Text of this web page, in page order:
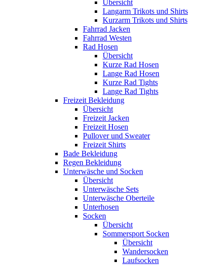
Übersicht
Langarm Trikots und Shirts
Kurzarm Trikots und Shirts
Fahrrad Jacken
Fahrrad Westen
Rad Hosen
Übersicht
Kurze Rad Hosen
Lange Rad Hosen
Kurze Rad Tights
Lange Rad Tights
Freizeit Bekleidung
Übersicht
Freizeit Jacken
Freizeit Hosen
Pullover und Sweater
Freizeit Shirts
Bade Bekleidung
Regen Bekleidung
Unterwäsche und Socken
Übersicht
Unterwäsche Sets
Unterwäsche Oberteile
Unterhosen
Socken
Übersicht
Sommersport Socken
Übersicht
Wandersocken
Laufsocken